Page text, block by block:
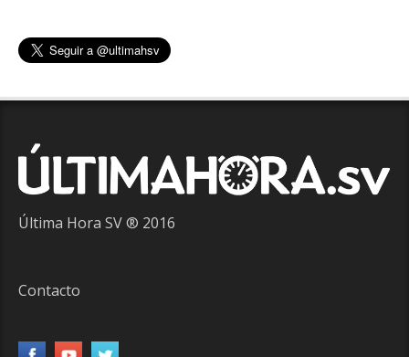
Última Hora SV ® 2016
Contacto